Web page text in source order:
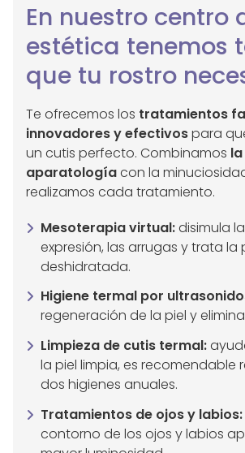
En nuestro centro
estética tenemos
que tu rostro
Te ofrecemos los tratamientos
innovadores y efectivospara
un cutis perfecto. Combinamos
aparatologíacon la
realizamos cada tratamiento.
Mesoterapia virtual:disimula
expresión, las arrugas y trata la
deshidratada.
Higiene termal por
regeneración de la piel y
Limpieza de cutis termal:
la piel limpia, es recomendable
dos higienes anuales.
Tratamientos de ojos y labios:
contorno de los ojos y labios